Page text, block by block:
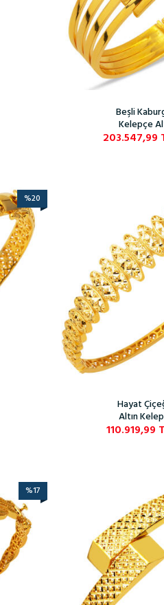
Beşli
Kelepçe
203.547,99
%20
Hayat
Altın
110.919,99
%17